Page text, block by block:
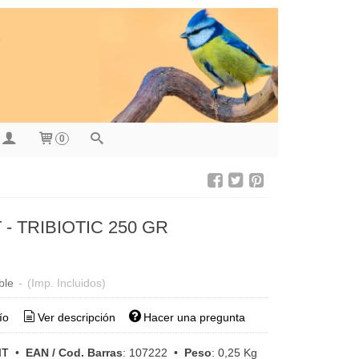
0
- TRIBIOTIC 250 GR
- (Imp. Incluidos)
Ver descripción Hacer una pregunta
• EAN / Cod. Barras: 107222 • Peso: 0,25 Kg